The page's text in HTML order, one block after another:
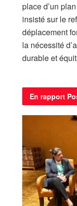
place d’un
insisté sur le
déplacement
la nécessité
durable et
En rapport